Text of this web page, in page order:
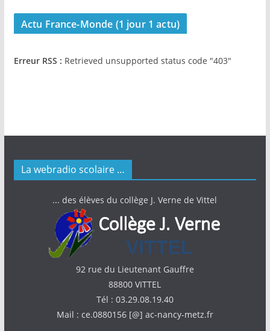
Actu France-Monde (1 jour 1 actu)
Erreur RSS : Retrieved unsupported status code "403"
La webradio scolaire …
... des élèves du collège J. Verne de Vittel
92 rue du Lieutenant Gauffre
88800 VITTEL
Tél : 03.29.08.19.40
Mail : ce.0880156 [@] ac-nancy-metz.fr